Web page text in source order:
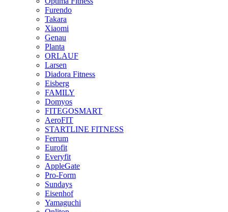
Furendo
Takara
Xiaomi
Genau
Planta
ORLAUF
Larsen
Diadora Fitness
Eisberg
FAMILY
Domyos
FITEGOSMART
AeroFIT
STARTLINE FITNESS
Ferrum
Eurofit
Everyfit
AppleGate
Pro-Form
Sundays
Eisenhof
Yamaguchi